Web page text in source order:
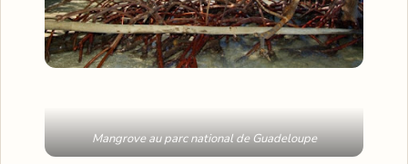
Mangrove au parc national de Guadeloupe